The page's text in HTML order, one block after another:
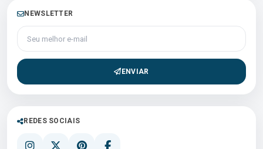
NEWSLETTER
Seu melhor e-mail
ENVIAR
REDES SOCIAIS